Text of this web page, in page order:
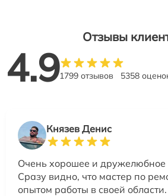
Отзывы
4.91799 отзывов 5358
Князев Денис
Очень хорошее и дружелюбное
Сразу видно, что мастер по
опытом работы в своей